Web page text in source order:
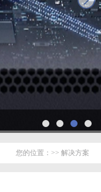
您的位置：>> 解决方案